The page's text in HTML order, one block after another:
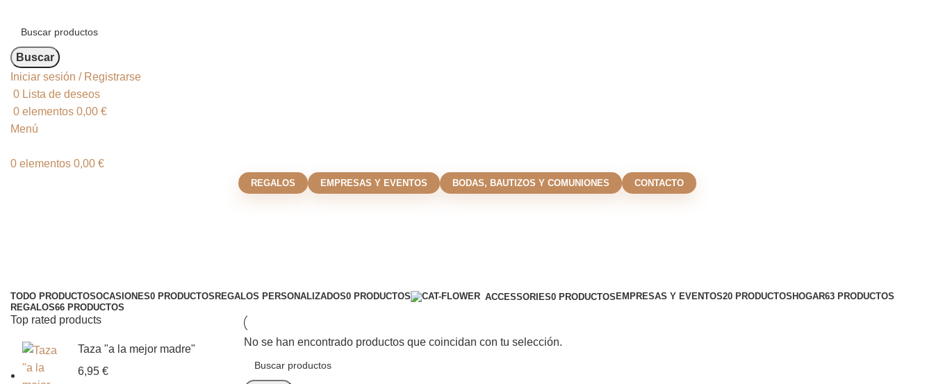
Buscar
Iniciar sesión / Registrarse
0 Lista de deseos
0 elementos 0,00 €
Menú
0 elementos 0,00 €
REGALOS EMPRESAS Y EVENTOS BODAS, BAUTIZOS Y COMUNIONES CONTACTO
TODO PRODUCTOSOCASIONES0 PRODUCTOS REGALOS PERSONALIZADOS0 PRODUCTOS ACCESSORIES0 PRODUCTOS EMPRESAS Y EVENTOS20 PRODUCTOS HOGAR63 PRODUCTOS
REGALOS66 PRODUCTOS
Top rated products
Taza "a la mejor madre"
6,95 €
No se han encontrado productos que coincidan con tu selección.